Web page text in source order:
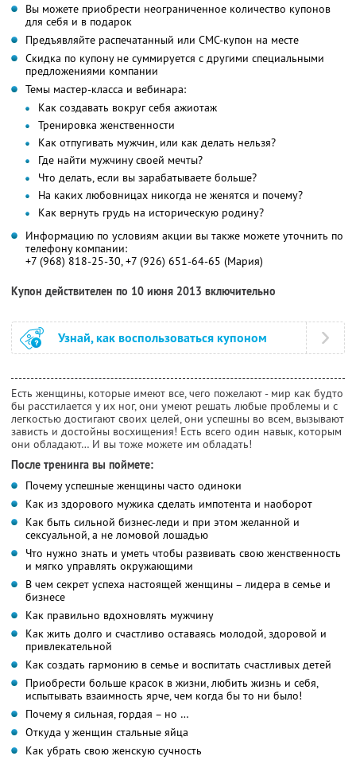
Вы можете приобрести неограниченное количество купонов
для себя и в подарок
Предъявляйте распечатанный или СМС-купон на месте
Скидка по купону не суммируется с другими специальными
предложениями компании
Темы мастер-класса и вебинара:
Как создавать вокруг себя ажиотаж
Тренировка женственности
Как отпугивать мужчин, или как делать нельзя?
Где найти мужчину своей мечты?
Что делать, если вы зарабатываете больше?
На каких любовницах никогда не женятся и почему?
Как вернуть грудь на историческую родину?
Информацию по условиям акции вы также можете уточнить по
телефону компании:
+7 (968) 818-25-30, +7 (926) 651-64-65 (Мария)
Купон действителен по 10 июня 2013 включительно
Узнай, как воспользоваться купоном
Есть женщины, которые имеют все, чего пожелают - мир как будто
бы расстилается у их ног, они умеют решать любые проблемы и с
легкостью достигают своих целей, они успешны во всем, вызывают
зависть и достойны восхищения! Есть всего один навык, которым
они обладают… И вы тоже можете им обладать!
После тренинга вы поймете:
Почему успешные женщины часто одиноки
Как из здорового мужика сделать импотента и наоборот
Как быть сильной бизнес-леди и при этом желанной и
сексуальной, а не ломовой лошадью
Что нужно знать и уметь чтобы развивать свою женственность
и мягко управлять окружающими
В чем секрет успеха настоящей женщины – лидера в семье и
бизнесе
Как правильно вдохновлять мужчину
Как жить долго и счастливо оставаясь молодой, здоровой и
привлекательной
Как создать гармонию в семье и воспитать счастливых детей
Приобрести больше красок в жизни, любить жизнь и себя,
испытывать взаимность ярче, чем когда бы то ни было!
Почему я сильная, гордая – но …
Откуда у женщин стальные яйца
Как убрать свою женскую сучность